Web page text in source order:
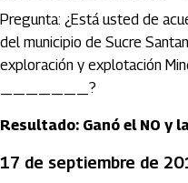
Pregunta: ¿Está usted de
del municipio de Sucre
exploración y explotación
_______?
Resultado: Ganó el NO y
17 de septiembre de